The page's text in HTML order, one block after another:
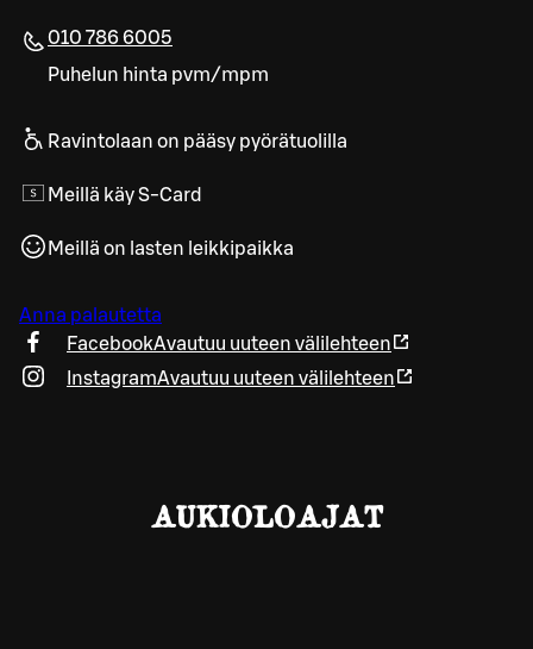
010 786 6005
Puhelun hinta pvm/mpm
Ravintolaan on pääsy pyörätuolilla
Meillä käy S-Card
Meillä on lasten leikkipaikka
Anna palautetta
FacebookAvautuu uuteen välilehteen
InstagramAvautuu uuteen välilehteen
AUKIOLOAJAT